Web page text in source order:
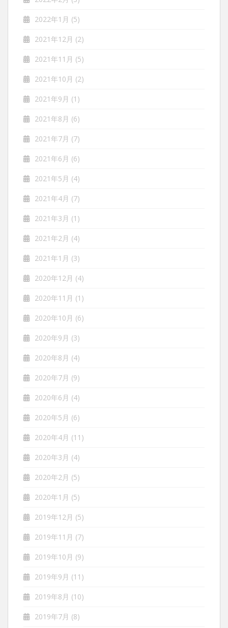
2022年1月 (5)
2021年12月 (2)
2021年11月 (5)
2021年10月 (2)
2021年9月 (1)
2021年8月 (6)
2021年7月 (7)
2021年6月 (6)
2021年5月 (4)
2021年4月 (7)
2021年3月 (1)
2021年2月 (4)
2021年1月 (3)
2020年12月 (4)
2020年11月 (1)
2020年10月 (6)
2020年9月 (3)
2020年8月 (4)
2020年7月 (9)
2020年6月 (4)
2020年5月 (6)
2020年4月 (11)
2020年3月 (4)
2020年2月 (5)
2020年1月 (5)
2019年12月 (5)
2019年11月 (7)
2019年10月 (9)
2019年9月 (11)
2019年8月 (10)
2019年7月 (8)